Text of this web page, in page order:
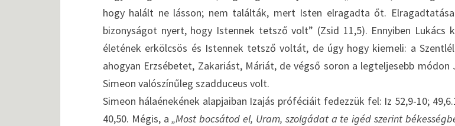
Ó
Z
E
F
hogy halált ne lásson; nem találták, mert Isten elragadta őt.
bizonyságot nyert, hogy Istennek tetsző volt” (Zsid 11,5). Ennyiben Lukács
életének erkölcsös és Istennek tetsző voltát, de úgy hogy kiemeli: a
ahogyan Erzsébetet, Zakariást, Máriát, de végső soron a legteljesebb módon
Simeon valószínűleg szadduceus volt.
Simeon hálaénekének alapjaiban Izajás próféciáit fedezzük fel: Iz 52,9-10;
40,50. Mégis, a„Most bocsátod el, Uram, szolgádat a te igéd szerint